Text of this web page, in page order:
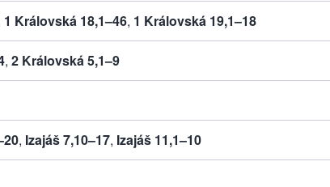
1 Královská 18,1–46, 1 Královská 19,1–18
,2 Královská 5,1–9
, Izajáš 7,10–17, Izajáš 11,1–10